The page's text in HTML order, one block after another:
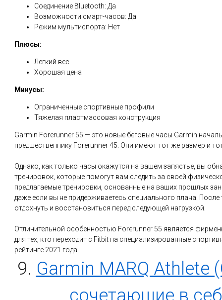
Соединение Bluetooth: Да
Возможности смарт-часов: Да
Режим мультиспорта: Нет
Плюсы:
Легкий вес
Хорошая цена
Минусы:
Ограниченные спортивные профили
Тяжелая пластмассовая конструкция
Garmin Forerunner 55 — это новые беговые часы Garmin
предшественнику Forerunner 45. Они имеют тот же размер и
Однако, как только часы окажутся на вашем запястье, вы
тренировок, которые помогут вам следить за своей
предлагаемые тренировки, основанные на ваших прошлых
даже если вы не придерживаетесь специального плана.
отдохнуть и восстановиться перед следующей нагрузкой.
Отличительной особенностью Forerunner 55 является
для тех, кто переходит с Fitbit на специализированные
рейтинге 2021 года.
9. Garmin MARQ Athlete
сочетающие в